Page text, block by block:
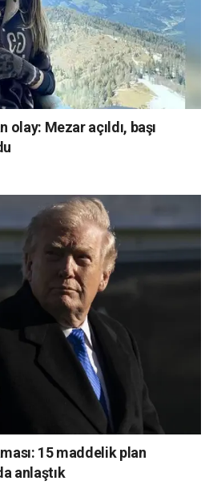
Mezar açıldı, başı
15 maddelik plan
anlaştık